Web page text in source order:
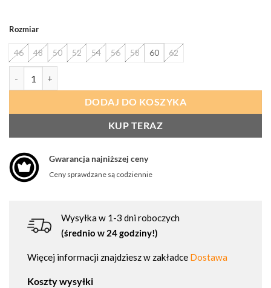
Rozmiar
46 48 50 52 54 56 58 60
62
DODAJ DO KOSZYKA
KUP TERAZ
Gwarancja najniższej ceny
Ceny sprawdzane są codziennie
Wysyłka w 1-3 dni roboczych
(średnio w 24 godziny!)
Więcej informacji znajdziesz w zakładce Dostawa
Koszty wysyłki